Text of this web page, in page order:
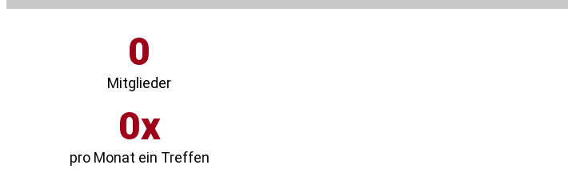
0
Mitglieder
0
pro Monat ein Treffen